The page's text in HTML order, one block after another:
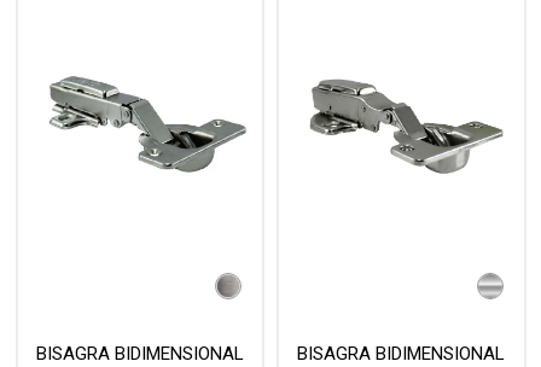
BISAGRA BIDIMENSIONAL
BISAGRA BIDIMENSIONAL